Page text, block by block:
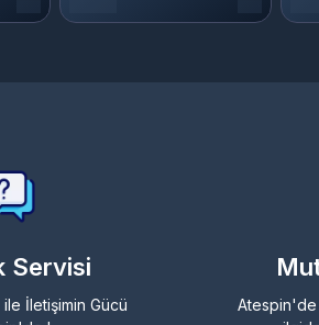
Servisi
İletişimin Gücü
Atespin'de